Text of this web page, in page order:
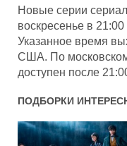
Новые серии
воскресенье в
Указанное время
США. По
доступен после
ПОДБОРКИ